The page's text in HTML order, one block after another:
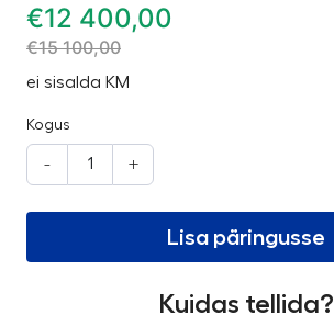
€12 400,00
€15 100,00
ei sisalda KM
Kogus
- +
Lisa päringusse
Kuidas tellida?